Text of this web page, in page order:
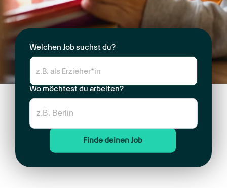
Welchen Job suchst du?
Wo möchtest du arbeiten?
Finde deinen Job